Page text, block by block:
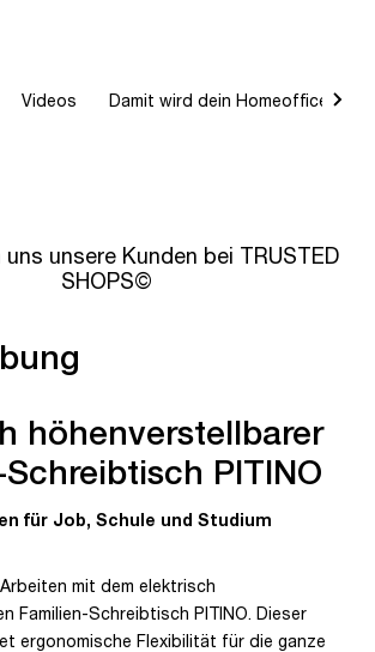
Videos Damit wird dein Homeoffice
unsere Kunden bei TRUSTED
SHOPS©
höhenverstellbarer
PITINO
für Job, Schule und Studium
mit dem elektrisch
Familien-Schreibtisch PITINO. Dieser
ergonomische Flexibilität für die ganze